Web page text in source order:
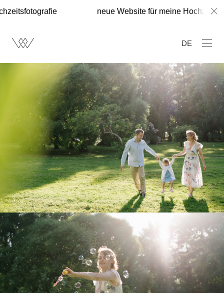
neue Website für meine Hochzeitsfotografie
DE